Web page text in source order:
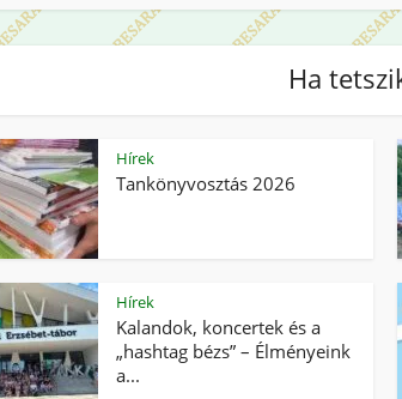
Ha
Hírek
Tankönyvosztás 2026
Hírek
Kalandok, koncertek és a
„hashtag bézs” – Élményeink
a...